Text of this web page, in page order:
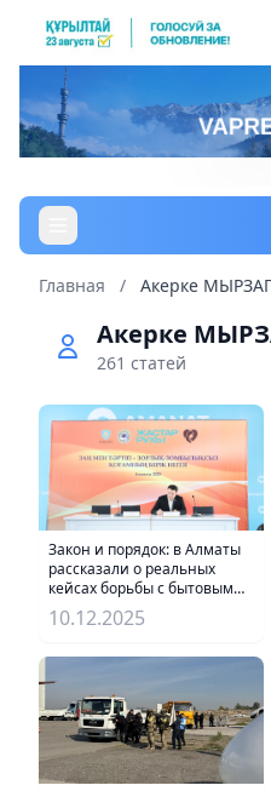
Главная / Акерке
Акерке
261 статей
Закон и порядок: в Алматы
рассказали о реальных
кейсах борьбы с бытовым
насилием
10.12.2025